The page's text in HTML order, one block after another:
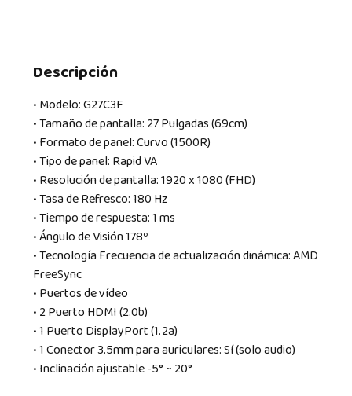
Descripción
• Modelo: G27C3F
• Tamaño de pantalla: 27 Pulgadas (69cm)
• Formato de panel: Curvo (1500R)
• Tipo de panel: Rapid VA
• Resolución de pantalla: 1920 x 1080 (FHD)
• Tasa de Refresco: 180 Hz
• Tiempo de respuesta: 1 ms
• Ángulo de Visión 178º
• Tecnología Frecuencia de actualización dinámica: AMD
FreeSync
• Puertos de vídeo
• 2 Puerto HDMI (2.0b)
• 1 Puerto DisplayPort (1.2a)
• 1 Conector 3.5mm para auriculares: Sí (solo audio)
• Inclinación ajustable -5° ~ 20°